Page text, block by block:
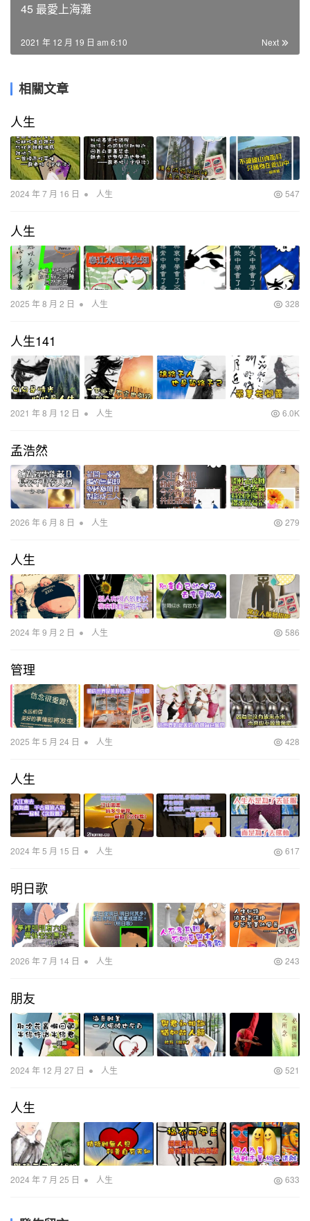
45 最愛上海灘
Next
2021 年 12 月 19 日 am 6:10
相關文章
人生
2024 年 7 月 16 日 • 人生 547
人生
2025 年 8 月 2 日 • 人生 328
人生141
2021 年 8 月 12 日 • 人生 6.0K
孟浩然
2026 年 6 月 8 日 • 人生 279
人生
2024 年 9 月 2 日 • 人生 586
管理
2025 年 5 月 24 日 • 人生 428
人生
2024 年 5 月 15 日 • 人生 617
明日歌
2026 年 7 月 14 日 • 人生 243
朋友
2024 年 12 月 27 日 • 人生 521
人生
2024 年 7 月 25 日 • 人生 633